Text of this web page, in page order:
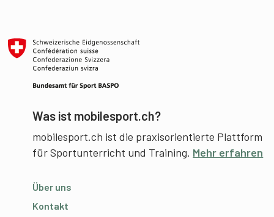
Was ist mobilesport.ch?
mobilesport.ch ist die praxisorientierte Plattform
für Sportunterricht und Training. Mehr erfahren
Über uns
Kontakt